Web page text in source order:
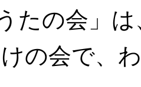
たの会」
の会で、